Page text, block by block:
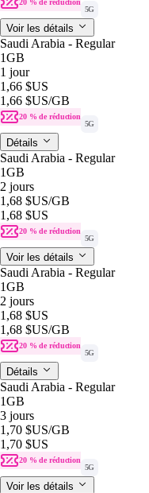
5G
Voir les détails
Saudi Arabia - Regular
1GB
1 jour
1,66 $US
1,66 $US/GB
20 % de réduction
5G
Détails
Saudi Arabia - Regular
1GB
2 jours
1,68 $US/GB
1,68 $US
20 % de réduction
5G
Voir les détails
Saudi Arabia - Regular
1GB
2 jours
1,68 $US
1,68 $US/GB
20 % de réduction
5G
Détails
Saudi Arabia - Regular
1GB
3 jours
1,70 $US/GB
1,70 $US
20 % de réduction
5G
Voir les détails